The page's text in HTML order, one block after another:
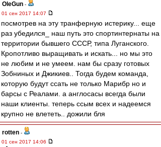
OleGun -
01 сен 2017 14:07
посмотрев на эту транферную истерику... еще
раз убедился_ наш путь это спортинтернаты на
территории бывшего СССР, типа Луганского.
Кропотливо выращивать и искать... но мы это
не любим и не умеем. нам бы сразу готовых
Зобниных и Джикиев.. Тогда будем команда,
которую будут ссать не только Марибр но и
барсы с Реалами. а англосасы всегда были
наши клиенты. теперь ссым всех и надеемся
крупно не влететь.. дожили бля
rotten -
01 сен 2017 14:06